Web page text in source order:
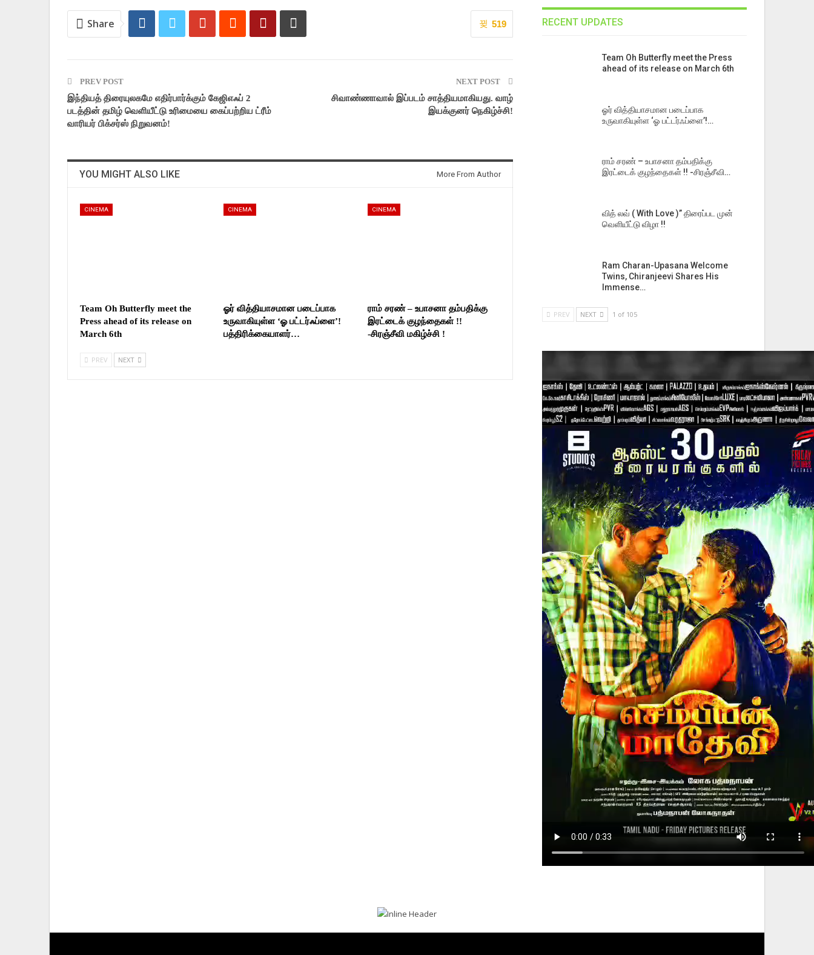
519
Share
PREV POST
இந்தியத் திரையுலகமே எதிர்பார்க்கும் கேஜிஎஃப் 2
படத்தின் தமிழ் வெளியீட்டு உரிமையை கைப்பற்றிய ட்ரீம்
வாரியர் பிக்சர்ஸ் நிறுவனம்!
NEXT POST
சிவாண்ணாவால் இப்படம் சாத்தியமாகியது. வாழ்
இயக்குனர் நெகிழ்ச்சி!
YOU MIGHT ALSO LIKE More From Author
CINEMA
Team Oh Butterfly meet the
Press ahead of its release on
March 6th
CINEMA
ஓர் வித்தியாசமான படைப்பாக
உருவாகியுள்ள ‘ஓ பட்டர்ஃப்ளை’!
பத்திரிக்கையாளர்…
CINEMA
ராம் சரண் – உபாசனா தம்பதிக்கு
இரட்டைக் குழந்தைகள் !!
-சிரஞ்சீவி மகிழ்ச்சி !
PREV NEXT
RECENT UPDATES
Team Oh Butterfly meet the Press
ahead of its release on March 6th
ஓர் வித்தியாசமான படைப்பாக
உருவாகியுள்ள ‘ஓ பட்டர்ஃப்ளை’!…
ராம் சரண் – உபாசனா தம்பதிக்கு
இரட்டைக் குழந்தைகள் !! -சிரஞ்சீவி…
வித் லவ் ( With Love )” திரைப்பட முன்
வெளியீட்டு விழா !!
Ram Charan-Upasana Welcome
Twins, Chiranjeevi Shares His
Immense…
PREV NEXT 1 of 105